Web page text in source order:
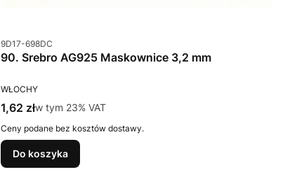
Kod produktu
9D17-698DC
90. Srebro AG925 Maskownice 3,2 mm
PRODUCENT
WŁOCHY
Cena brutto
1,62 złw tym %s VAT
w tym 23%VAT
Ceny podane bez kosztów dostawy.
Do koszyka